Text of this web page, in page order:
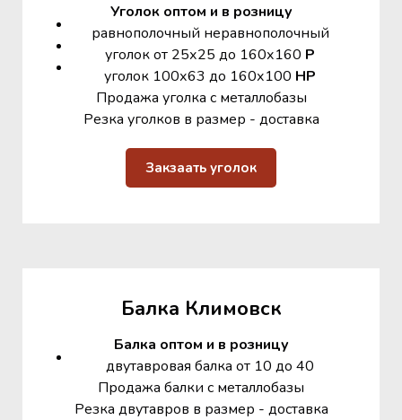
Уголок оптом и в розницу
равнополочный неравнополочный
уголок от 25х25 до 160х160 Р
уголок 100х63 до 160х100 НР
Продажа уголка с металлобазы
Резка уголков в размер - доставка
Закзаать уголок
Балка Климовск
Балка оптом и в розницу
двутавровая балка от 10 до 40
Продажа балки с металлобазы
Резка двутавров в размер - доставка